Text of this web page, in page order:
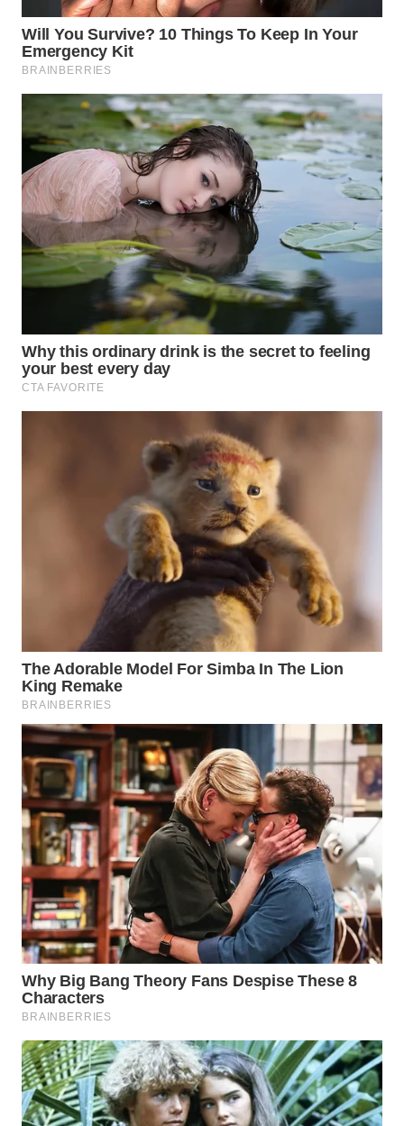
WN
TANJUNG
LESUNG
WN
KARO
WN
SIMALUNGUN
WN
LABUHANBATU
TAPANULI
TENGAH
KARAWANG
WN
BEKASI
WN
BOGOR
WN
DEPOK
WN
TAPANULI
UTARA
WN
SAMOSIR
WN
PADANG
LAWAS